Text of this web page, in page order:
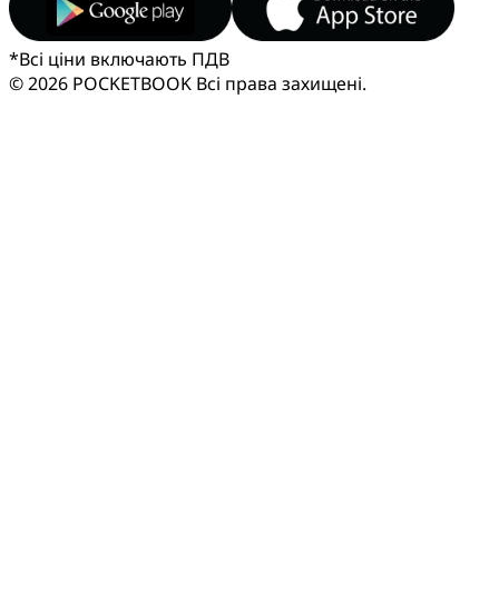
*Всі ціни включають ПДВ
© 2026 POCKETBOOK Всі права захищені.